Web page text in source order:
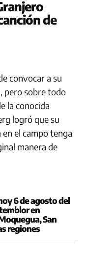
de
convocar a su
pero sobre todo
la conocida
logró que su
el campo tenga
manera de
6 de agosto del
en
San
regiones